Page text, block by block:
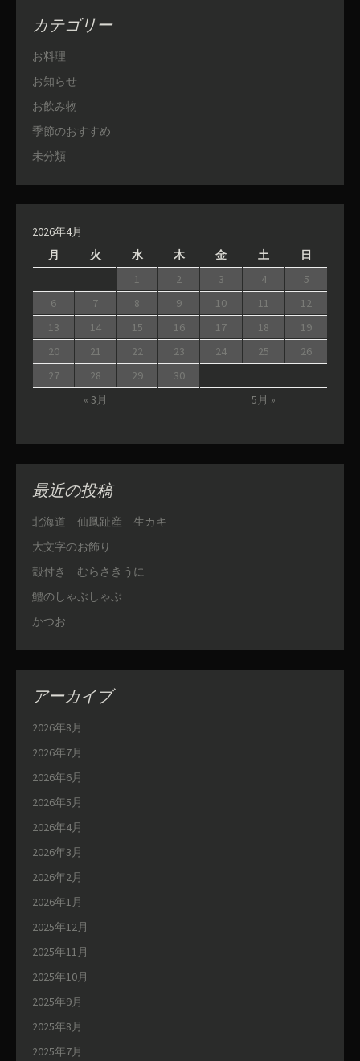
カテゴリー
お料理
お知らせ
お飲み物
季節のおすすめ
未分類
2026年4月
月
火 水 木 金 土 日
« 3月 5月 »
1 2 3 4
5
6
7 8 9 10 11
12
13
14 15 16 17 18
19
20
21 22 23 24 25
26
27
28 29 30
最近の投稿
北海道 仙鳳趾産 生カキ
大文字のお飾り
殻付き むらさきうに
鱧のしゃぶしゃぶ
かつお
アーカイブ
2026年8月
2026年7月
2026年6月
2026年5月
2026年4月
2026年3月
2026年2月
2026年1月
2025年12月
2025年11月
2025年10月
2025年9月
2025年8月
2025年7月